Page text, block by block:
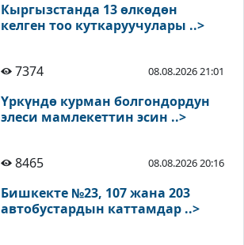
Кыргызстанда 13 өлкөдөн
келген тоо куткаруучулары ..>
7374 08.08.2026 21:01
Үркүндө курман болгондордун
элеси мамлекеттин эсин ..>
8465 08.08.2026 20:16
Бишкекте №23, 107 жана 203
автобустардын каттамдар ..>